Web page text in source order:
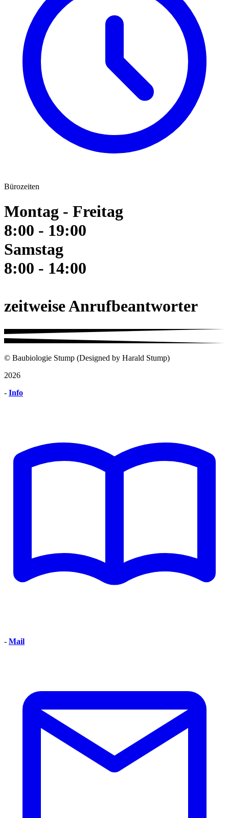
Bürozeiten
Montag - Freitag
8:00 - 19:00
Samstag
8:00 - 14:00
zeitweise Anrufbeantworter
© Baubiologie Stump (Designed by Harald Stump)
2026
- Info
- Mail